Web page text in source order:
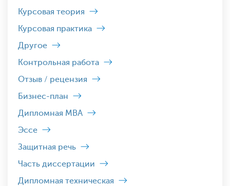
Курсовая теория
Курсовая практика
Другое
Контрольная работа
Отзыв / рецензия
Бизнес-план
Дипломная MBA
Эссе
Защитная речь
Часть диссертации
Дипломная техническая